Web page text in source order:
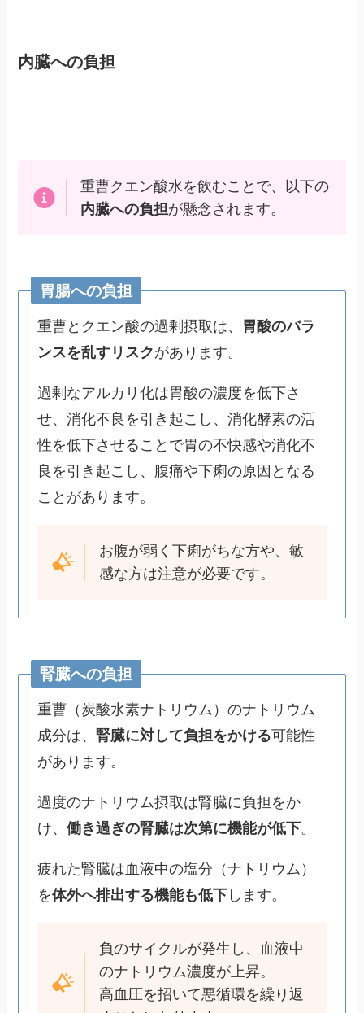
内臓への負担
重曹クエン酸水を飲むことで、以下の
内臓への負担が懸念されます。
胃腸への負担
重曹とクエン酸の過剰摂取は、
胃酸のバラ
ンスを乱すリスクがあります。
過剰なアルカリ化は胃酸の濃度を低下さ
せ、消化不良を引き起こし、消化酵素の活
性を低下させることで胃の不快感や消化不
良を引き起こし、腹痛や下痢の原因となる
ことがあります。
お腹が弱く下痢がちな方や、敏
感な方は注意が必要です。
腎臓への負担
重曹（炭酸水素ナトリウム）のナトリウム
成分は、 腎臓に対して負担をかける可能性
があります。
過度のナトリウム摂取は腎臓に負担をか
け、 働き過ぎの腎臓は次第に機能が低下。
疲れた腎臓は血液中の塩分（ナトリウム）
を体外へ排出する機能も低下します。
負のサイクルが発生し、血液中
のナトリウム濃度が上昇。
高血圧を招いて悪循環を繰り返